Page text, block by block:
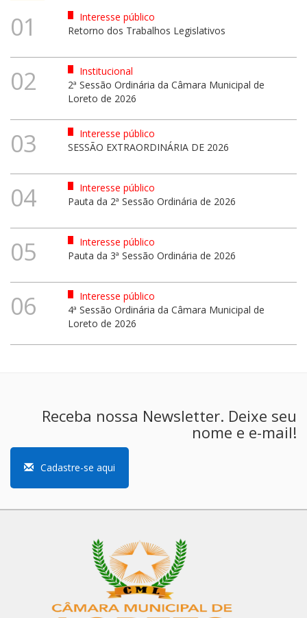
01
Interesse público
Retorno dos Trabalhos Legislativos
02
Institucional
2ª Sessão Ordinária da Câmara Municipal de
Loreto de 2026
03
Interesse público
SESSÃO EXTRAORDINÁRIA DE 2026
04
Interesse público
Pauta da 2ª Sessão Ordinária de 2026
05
Interesse público
Pauta da 3ª Sessão Ordinária de 2026
06
Interesse público
4ª Sessão Ordinária da Câmara Municipal de
Loreto de 2026
Receba nossa Newsletter. Deixe seu
nome e e-mail!
Cadastre-se aqui